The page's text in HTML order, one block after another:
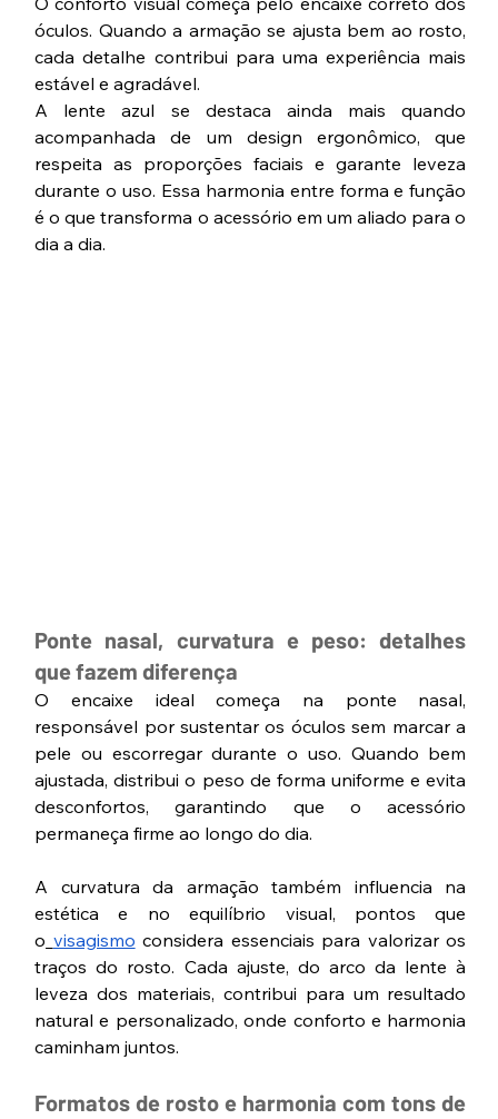
óculos. Quando a armação se ajusta bem ao rosto,
cada detalhe contribui para uma experiência mais
estável e agradável.
A lente azul se destaca ainda mais quando
acompanhada de um design ergonômico, que
respeita as proporções faciais e garante leveza
durante o uso. Essa harmonia entre forma e função
é o que transforma o acessório em um aliado para o
dia a dia.
Ponte nasal, curvatura e peso: detalhes
que fazem diferença
O encaixe ideal começa na ponte nasal,
responsável por sustentar os óculos sem marcar a
pele ou escorregar durante o uso. Quando bem
ajustada, distribui o peso de forma uniforme e evita
desconfortos, garantindo que o acessório
permaneça firme ao longo do dia.
A curvatura da armação também influencia na
estética e no equilíbrio visual, pontos que
o visagismo considera essenciais para valorizar os
traços do rosto. Cada ajuste, do arco da lente à
leveza dos materiais, contribui para um resultado
natural e personalizado, onde conforto e harmonia
caminham juntos.
Formatos de rosto e harmonia com tons de